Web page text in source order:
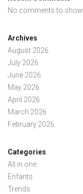
No comments to show.
Archives
August 2026
July 2026
June 2026
May 2026
April 2026
March 2026
February 2026
Categories
All in one
Enfants
Trends